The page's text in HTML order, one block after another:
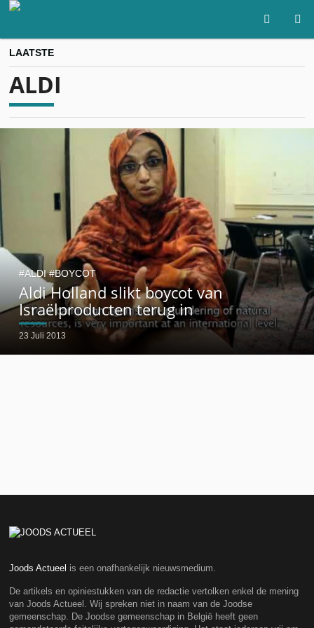
LAATSTE
ALDI
Aldi Holland slikt boycot van
Israëlproducten terug in
23 Juli 2013
ALDI BOYCOT
Joods Actueel is een onafhankelijk nieuwsmedium.
De artikels en opiniestukken van de redactie vertolken enkel de mening
van Joods Actueel. Wij spreken niet in naam van de Joodse
gemeenschap. De Joodse gemeenschap in België heeft geen